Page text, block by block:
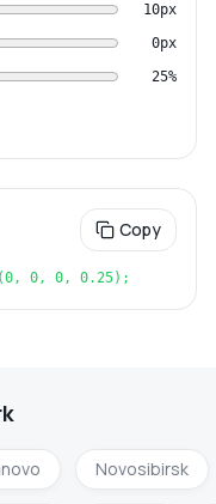
10px
0px
25%
Copy
0, 0, 0.25);
Novosibirsk